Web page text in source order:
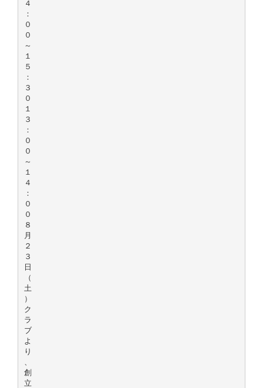
４
：
０
０
～
１
５
：
３
０
１
３
：
０
０
～
１
４
：
０
０
８
月
２
３
日
（
土
）
ク
ラ
ブ
よ
り
創
立